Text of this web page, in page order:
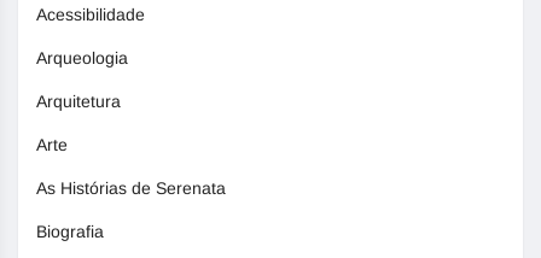
Acessibilidade
Arqueologia
Arquitetura
Arte
As Histórias de Serenata
Biografia